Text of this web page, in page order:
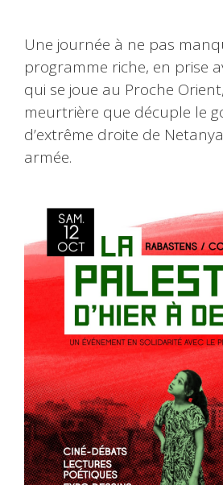
Une journée à ne pas
programme riche, en prise
qui se joue au Proche
meurtrière que décuple le
d’extrême droite de
armée.